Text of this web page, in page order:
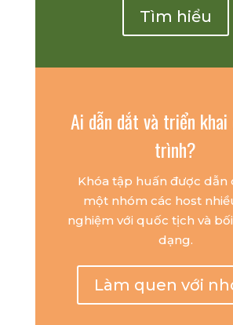
Tìm hiểu
Ai dẫn dắt và triển khai
trình?
Khóa tập huấn được dẫn
một nhóm các host
nghiệm với quốc tịch và
dạng.
Làm quen với